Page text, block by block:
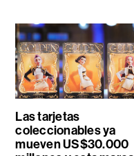
Las tarjetas
coleccionables ya
mueven US$30.000